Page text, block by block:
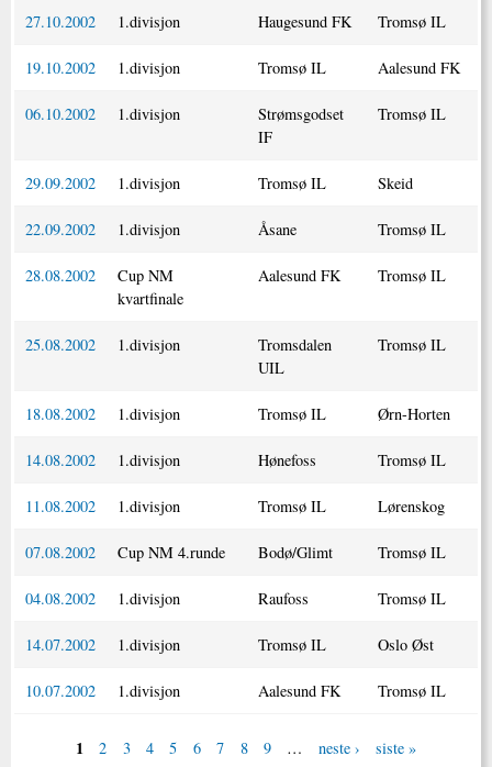
27.10.2002 1.divisjon Haugesund FK Tromsø IL
19.10.2002 1.divisjon Tromsø IL Aalesund FK
06.10.2002 1.divisjon
Strømsgodset
IF
Tromsø IL
29.09.2002 1.divisjon Tromsø IL Skeid
22.09.2002 1.divisjon Åsane Tromsø IL
28.08.2002
Cup NM
kvartfinale
Aalesund FK Tromsø IL
25.08.2002 1.divisjon
Tromsdalen
UIL
Tromsø IL
18.08.2002 1.divisjon Tromsø IL Ørn-Horten
14.08.2002 1.divisjon Hønefoss Tromsø IL
11.08.2002 1.divisjon Tromsø IL Lørenskog
07.08.2002 Cup NM 4.runde Bodø/Glimt Tromsø IL
04.08.2002 1.divisjon Raufoss Tromsø IL
14.07.2002 1.divisjon Tromsø IL Oslo Øst
10.07.2002 1.divisjon Aalesund FK Tromsø IL
1 2 3 4 5 6 7 8 9 … neste › siste »